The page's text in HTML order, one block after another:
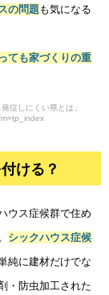
の問題も気になる
ても家づくりの重
症しにくい県とは」
ける？
ウス症候群で住め
シックハウス症候
純に建材だけでな
・防虫加工された